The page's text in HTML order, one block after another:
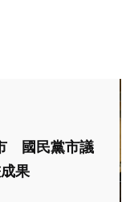
國民黨市議
果